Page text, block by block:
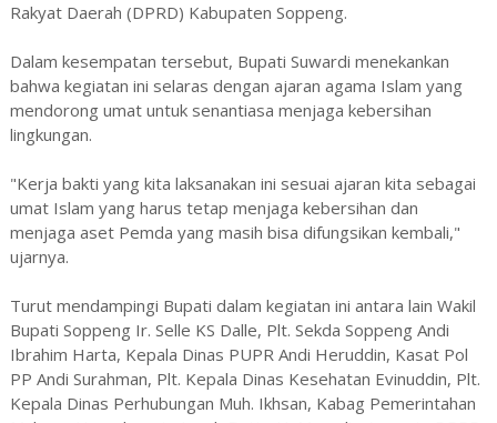
Rakyat Daerah (DPRD) Kabupaten Soppeng.
Dalam kesempatan tersebut, Bupati Suwardi menekankan
bahwa kegiatan ini selaras dengan ajaran agama Islam yang
mendorong umat untuk senantiasa menjaga kebersihan
lingkungan.
"Kerja bakti yang kita laksanakan ini sesuai ajaran kita sebagai
umat Islam yang harus tetap menjaga kebersihan dan
menjaga aset Pemda yang masih bisa difungsikan kembali,"
ujarnya.
Turut mendampingi Bupati dalam kegiatan ini antara lain Wakil
Bupati Soppeng Ir. Selle KS Dalle, Plt. Sekda Soppeng Andi
Ibrahim Harta, Kepala Dinas PUPR Andi Heruddin, Kasat Pol
PP Andi Surahman, Plt. Kepala Dinas Kesehatan Evinuddin, Plt.
Kepala Dinas Perhubungan Muh. Ikhsan, Kabag Pemerintahan